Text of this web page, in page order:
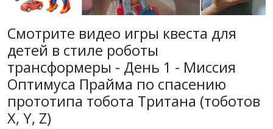
Смотрите видео игры квеста для
детей в стиле роботы
трансформеры - День 1 - Миссия
Оптимуса Прайма по спасению
прототипа тобота Тритана (тоботов
X, Y, Z)